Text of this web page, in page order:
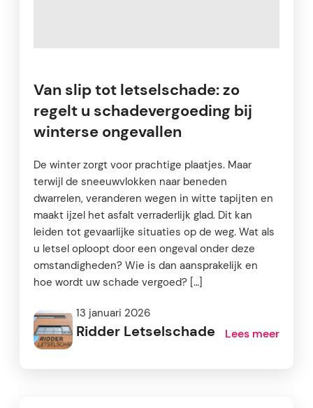
Van slip tot letselschade: zo
regelt u schadevergoeding bij
winterse ongevallen
De winter zorgt voor prachtige plaatjes. Maar
terwijl de sneeuwvlokken naar beneden
dwarrelen, veranderen wegen in witte tapijten en
maakt ijzel het asfalt verraderlijk glad. Dit kan
leiden tot gevaarlijke situaties op de weg. Wat als
u letsel oploopt door een ongeval onder deze
omstandigheden? Wie is dan aansprakelijk en
hoe wordt uw schade vergoed? […]
13 januari 2026
Ridder Letselschade Lees meer